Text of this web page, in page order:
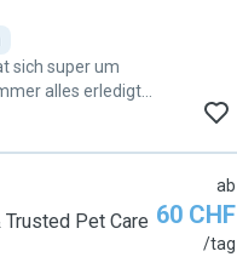
sich super um
alles erledigt
würde sie
Pet Care
ab
60 CHF
/tag